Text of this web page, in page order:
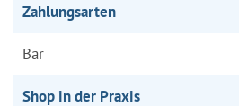
Zahlungsarten
Bar
Shop in der Praxis